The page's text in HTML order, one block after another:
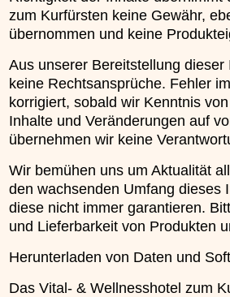
zum Kurfürsten keine Gewähr,
übernommen und keine
Aus unserer Bereitstellung
keine Rechtsansprüche. Fehler
korrigiert, sobald wir Kenntnis
Inhalte und Veränderungen auf
übernehmen wir keine
Wir bemühen uns um Aktualität
den wachsenden Umfang dieses
diese nicht immer garantieren.
und Lieferbarkeit von Produkten
Herunterladen von Daten und
Das Vital- & Wellnesshotel zum